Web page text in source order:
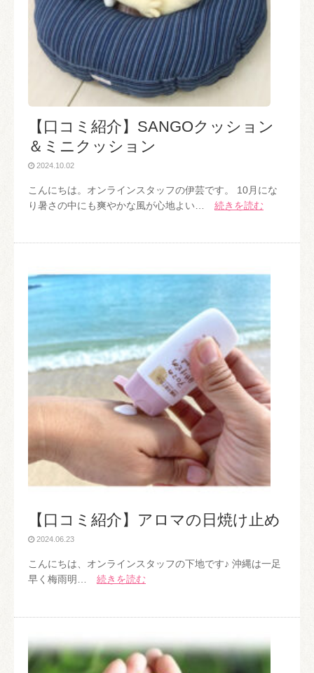
【口コミ紹介】SANGOクッション
＆ミニクッション
2024.10.02
こんにちは。オンラインスタッフの伊芸です。 10月にな
り暑さの中にも爽やかな風が心地よい… 続きを読む
【口コミ紹介】アロマの日焼け止め
2024.06.23
こんにちは、オンラインスタッフの下地です♪ 沖縄は一足
早く梅雨明… 続きを読む